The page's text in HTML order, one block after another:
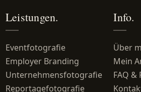
Leistungen.
Eventfotografie
Employer Branding
Unternehmensfotografie
Reportagefotografie
Info.
Über
Mein
FAQ &